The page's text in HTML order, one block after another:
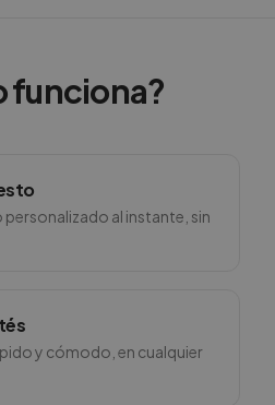
funciona?
al instante, sin
y cómodo, en cualquier